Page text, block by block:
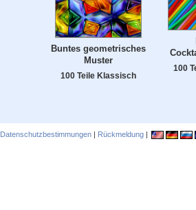
Buntes geometrisches
Muster
100 Teile Klassisch
100
Datenschutzbestimmungen | Rückmeldung |